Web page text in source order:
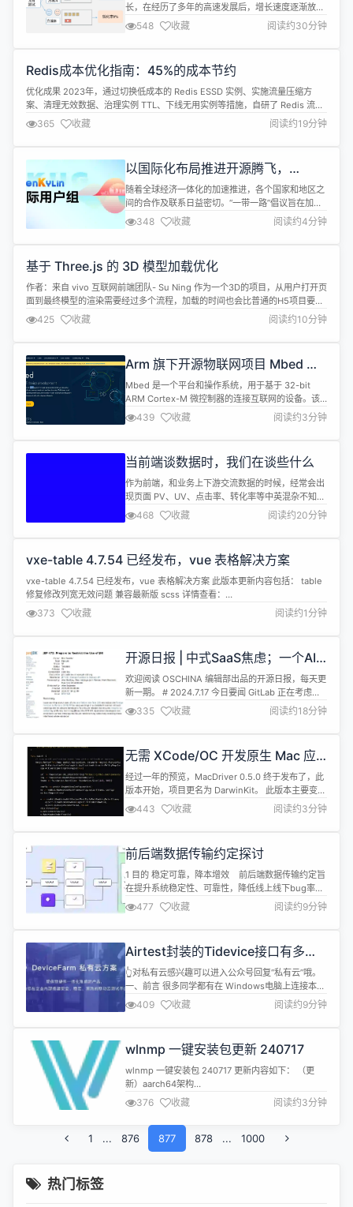
长，在经历了多年的高速发展后，增长速度逐渐放
缓，偶尔出现的新互联网红利也逐渐消失。企业在进
入平稳期后，竞争模式逐渐转变为存量竞争，往往难
以通过功能迭代产生明显的收益。因此，小步快走的
平，如上千万或上亿，即使对每个用户的收益微乎其
微，由于边际成本较低，仍然能够带来可观...
548 收藏 阅读约30分钟
Redis成本优化指南：45%的成本节约
优化成果 2023年，通过切换低成本的 Redis ESSD 实例、实施流量压缩方
案、清理无效数据、治理实例 TTL、下线无用实例等措施，自研了 Redis 流量
复制&amp;流量放大、Redis 数据迁移、Redis 数据在线压缩&amp;解压缩、
Redis 数据定向清理&amp;定向指定TTL、Redis 扫描分析Key最后访问时间等
工具辅助方案落地。实...
365 收藏 阅读约19分钟
以国际化布局推进开源腾飞，
openKylin 成立乌干达及阿富汗用户
组
随着全球经济一体化的加速推进，各个国家和地区之
间的合作及联系日益密切。“一带一路”倡议旨在加强
沿线国家之间的经济、文化和技术合作，openKylin
社区的国际化发展提供了一个技术共享和交流合作的
平台，助力推进中国开源社区高质量发展，同时服务
向全球发布用户组招募计划，吸引世界各地的开发者
及用户加入社区。...
348 收藏 阅读约4分钟
基于 Three.js 的 3D 模型加载优化
作者：来自 vivo 互联网前端团队- Su Ning 作为一
个3D的项目，从用户打开页面到最终模型的渲染需
要经过多个流程，加载的时间也会比普通的H5项目
屏加载的转化率，需要尽可能的降低loading的时
得。 一、前言 近段时间，我们使用three.js完成了
vivo拟...
阅读约10分钟
Arm 旗下开源物联网项目 Mbed 将
于 2026 年 7 月结束生命周期
Mbed 是一个平台和操作系统，用于基于 32-bit
ARM Cortex-M 微控制器的连接互联网的设备。该
项目由 Arm 和它的技术伙伴协作开发。 近日 Mbed
团队发布公告，称Mbed 平台和操作系统将于 2026
年 7 月结束生命周期： Mbed 平台和操作系统将于
档，并且将无法再在...
439 收藏 阅读约3分钟
当前端谈数据时，我们在谈些什么
作为前端，和业务上下游交流数据的时候，经常会出
现页面 PV、UV、点击率、转化率等中英混杂不知所
云的名词。特别是在存量竞争的当下，数据更是频频
出现在高层的目标和规划中。 那么，当我们，一个前
端同学，谈起数据时，我们在谈些什么呢？ 追本溯源
度来审视用户的交互过程。 ▐为什么要看数据 让我们
先从一个页面开始。 ...
468 收藏 阅读约20分钟
vxe-table 4.7.54 已经发布，vue 表格解决方案
vxe-table 4.7.54 已经发布，vue 表格解决方案 此版本更新内容包括： table
修复修改列宽无效问题 兼容最新版 scss 详情查看：
https://gitee.com/xuliangzhan_admin/vxe-table/releases/4.7.54
373 收藏 阅读约1分钟
开源日报 | 中式SaaS焦虑；一个AI
从业者的十年；GPT-4o现货变期
货；GitLab将被“卖身”；人工智能，
是福是祸？
欢迎阅读 OSCHINA 编辑部出品的开源日报，每天更
新一期。 # 2024.7.17 今日要闻 GitLab 正在考虑出
售 根据路透社的独家报道，美国云软件开发工具供应
商 GitLab 正在考虑出售，该公司目前市值约 80 亿
美元（约 582.43 亿元人民币），投资者包括谷歌母
行家合作启动出售...
335 收藏 阅读约18分钟
无需 XCode/OC 开发原生 Mac 应
用的 Go API
MacDriver（DarwinKit） 0.5.0 发
布，几乎覆盖所有绑定
经过一年的预览，MacDriver 0.5.0 终于发布了，此
版本开始，项目更名为 DarwinKit。 此版本主要变化
内容如下： 新增对33 个框架的绑定 当前已有超过
2,300 个类，几乎完全覆盖 mac 开发应用的所有情
况。对比一下，0.4.0 版本只覆盖了其中约 80 个类
量/枚举。之前...
443 收藏 阅读约3分钟
前后端数据传输约定探讨
1 目的 稳定可靠，降本增效 前后端数据传输约定旨
在提升系统稳定性、可靠性，降低线上线下bug率；
并提升研发效率、降低沟通成本、降低延期率。是确
保项目前端和后端开发顺利进行的重要规约之一，定
义了前端与后端交互的规则和标准。 2 数据传输约
传参：原则上只允许传id参数，尽...
477 收藏 阅读约9分钟
Airtest封装的Tidevice接口有多好
用（一）
👆对私有云感兴趣可以进入公众号回复“私有云”哦。
一、前言 很多同学都有在 Windows电脑上连接本地
iOS设备 去进行测试的需求，其中tidevice库是大家
在Windows上使用的最多的iOS通信库，其中有一些
接口是我们比较常用的，所以Airtest这边对一些常用
调用。那么我们今天一起来看一下Airtes...
409 收藏 阅读约9分钟
wlnmp 一键安装包更新 240717
wlnmp 一键安装包 240717 更新内容如下： （更
新）aarch64架构
（https://www.wlnmp.com/release/release_aarch64）
系统，更新php8.1.29、php8.2.21、php8.3.9、
MySQL8.0.38 （新增）opencloudos9系统新增
NVIDIA driver、x265包组。 关于 wl...
376 收藏 阅读约3分钟
1 ... 876 877 878 ... 1000
热门标签